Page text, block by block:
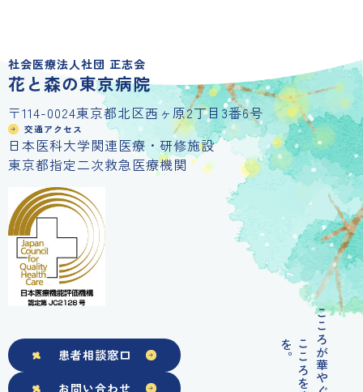
社会医療法人社団 正志会
花と森の東京病院
〒114-0024東京都北区西ヶ原2丁目3番6号
交通アクセス
日本医科大学関連医療・研修施設
東京都指定二次救急医療機関
患者相談窓口
お問い合わせ こころが華やぐ
を
。